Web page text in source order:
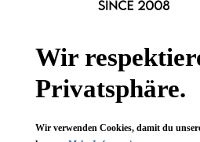
FAQWir
Privatsphäre.
Wir verwenden Cookies, damit du